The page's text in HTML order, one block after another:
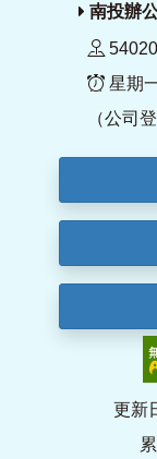
南投辦
星期
（公司
更新